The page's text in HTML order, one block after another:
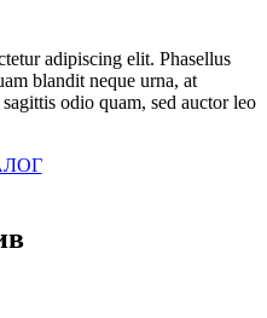
adipiscing elit. Phasellus
blandit neque urna, at
odio quam, sed auctor leo